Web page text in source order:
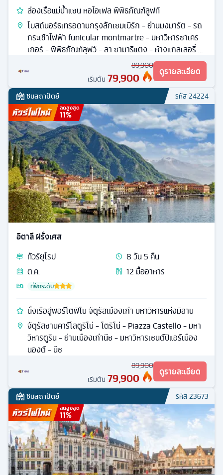
ล่องเรือแม่น้ำแซน หอไอเฟล พิพิธภัณฑ์ลูฟท์
โบสถ์นอร์ธเทรอดามกรุงลักเซมเบิร์ก - ย่านมงมาร์ต - รถ
กระเช้าไฟฟ้า funicular montmartre - มหาวิหารซาเคร
เกอร์ - พิพิธภัณฑ์ลุฟว์ - ลา ซามาริแตง - ห้างแกลเลอรี่ ลา
89,900
เริ่มต้น 79,900 ดูรายละเอียด
ชมสถาปัตย์ รหัส24224
ลดสูงสุด
11%
อิตาลี ฝรั่งเศส
ทัวร์ยุโรป 8วัน5 คืน
ต.ค.
12 มื้ออาหาร
ที่พักระดับ
นั่งเรือสู่พอร์โตฟิโน จัตุรัสเมืองเก่า มหาวิหารแห่งมิลาน
จัตุรัสซานคาร์โลตูริโน่ - โตริโน่ - Piazza Castello - มหา
วิหารตูริน - ย่านเมืองเก่านีซ - มหาวิหารเซนต์ปิแอร์เมือง
นองต์ - นีซ
89,900
เริ่มต้น 79,900 ดูรายละเอียด
ชมสถาปัตย์ รหัส23673
ลดสูงสุด
11%